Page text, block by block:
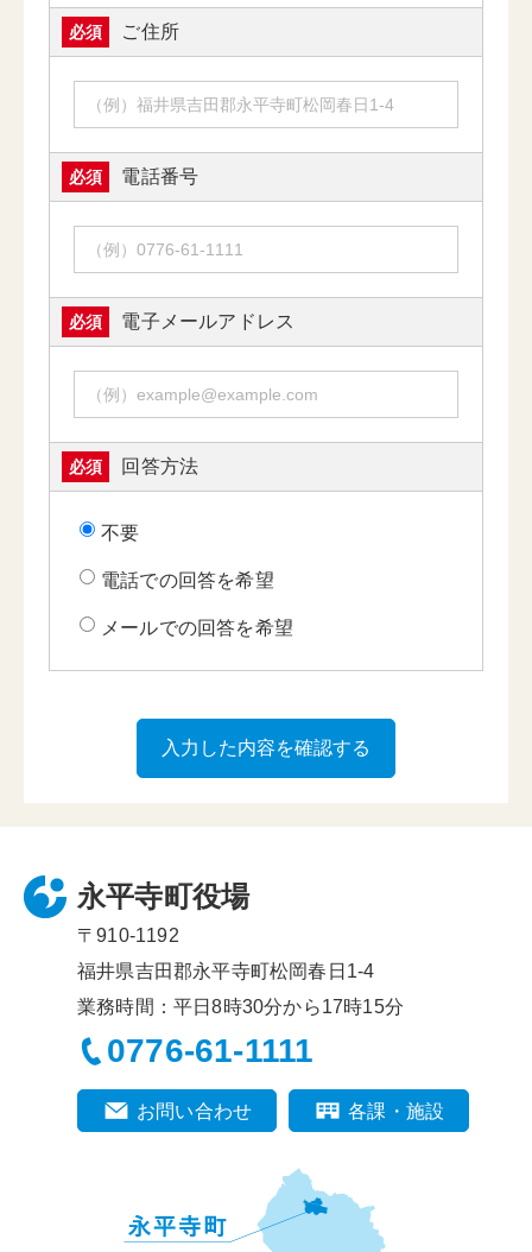
必須 ご住所
必須 電話番号
必須 電子メールアドレス
必須 回答方法
不要
電話での回答を希望
メールでの回答を希望
永平寺町役場
〒910-1192
福井県吉田郡永平寺町松岡春日1-4
業務時間：平日8時30分から17時15分
0776-61-1111
お問い合わせ 各課・施設